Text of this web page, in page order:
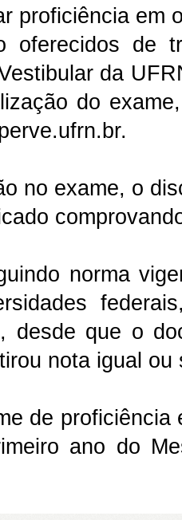
proficiência em
oferecidos de
da
do
no exame, o
norma
desde que o
nota igual
de
ano do